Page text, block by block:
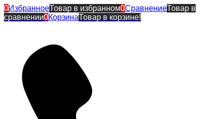
0ИзбранноеТовар в избранном0СравнениеТовар в
сравнении0КорзинаТовар в корзине!